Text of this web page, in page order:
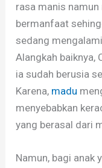
rasa manis
bermanfaat
sedang
Alangkah baiknya,
ia sudah berusia
Karena, madu
menyebabkan
yang berasal dari
Namun, bagi anak